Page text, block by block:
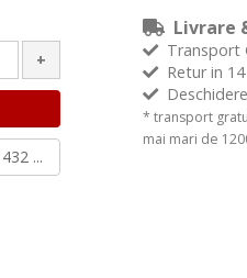
+
...
Livrare
Transport
Retur in
* transport
mai mari de